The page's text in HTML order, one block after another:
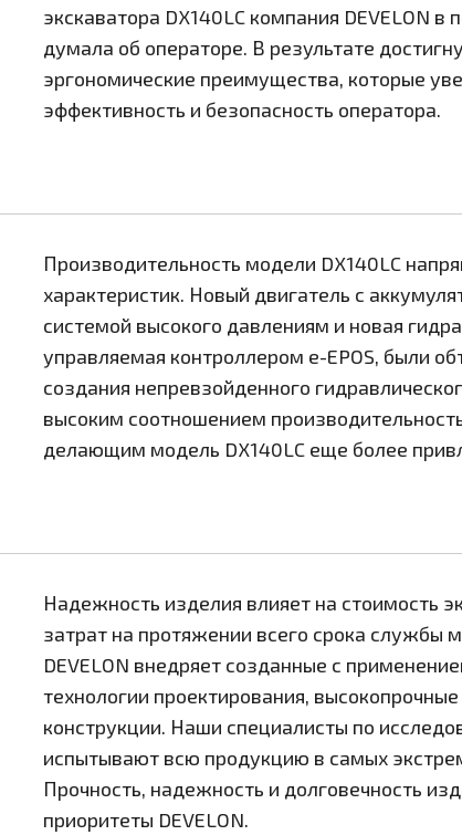
экскаватора DX140LC компания DEVELON в
думала об операторе. В результате
эргономические преимущества, которые
эффективность и безопасность оператора.
Производительность модели DX140LC
характеристик. Новый двигатель с
системой высокого давлениям и новая
управляемая контроллером e-EPOS, были
создания непревзойденного
высоким соотношением
делающим модель DX140LC еще более
Надежность изделия влияет на стоимость
затрат на протяжении всего срока службы
DEVELON внедряет созданные с
технологии проектирования,
конструкции. Наши специалисты по
испытывают всю продукцию в самых
Прочность, надежность и долговечность
приоритеты DEVELON.